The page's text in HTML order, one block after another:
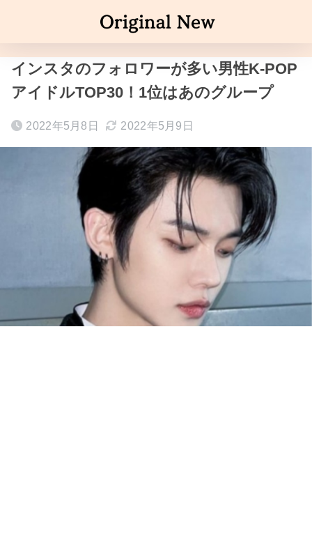
インスタのフォロワーが多い男性K-POP
アイドルTOP30！1位はあのグループ
2022年5月8日 2022年5月9日